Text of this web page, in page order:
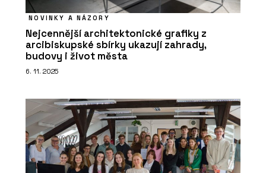
NOVINKY A NÁZORY
Nejcennější architektonické grafiky z
arcibiskupské sbírky ukazují zahrady,
budovy i život města
6. 11. 2025